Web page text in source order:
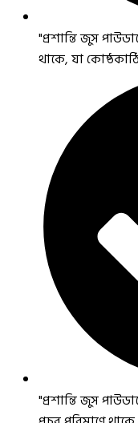
"প্রশান্তি জুস
থাকে, যা
"প্রশান্তি জুস